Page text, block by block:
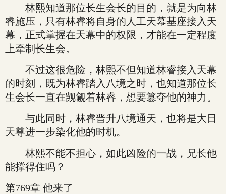
林熙知道那位长生会长的目的，就是为向林
睿施压，只有林睿将自身的人工天幕基座接入天
幕，正式掌握在天幕中的权限，才能在一定程度
上牵制长生会。
不过这很危险，林熙不但知道林睿接入天幕
的时刻，既为林睿踏入八境之时，也知道那位长
生会长一直在觊觎着林睿，想要篡夺他的神力。
与此同时，林睿晋升八境通天，也将是大日
天尊进一步染化他的时机。
林熙不能不担心，如此凶险的一战，兄长他
能撑得住吗？
第769章 他来了